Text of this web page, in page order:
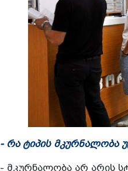
- რა ტიპის მკურნალობა
- მკურნალობა არ არის